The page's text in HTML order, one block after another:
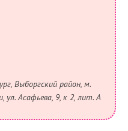
Выборгский район, м.
ул. Асафьева, 9, к 2, лит. А